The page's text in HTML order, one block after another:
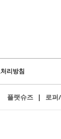
리방침
플랫슈즈 | 로퍼